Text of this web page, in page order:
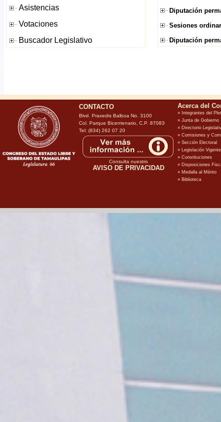
Diputación
Sesiones
Diputación
CONTACTO
Blvd. Praxedis Balboa No. 3100
Col. Parque Bicentenario, C.P. 87083
Tel: (834) 262 07 20
Consulta nuestro
AVISO DE PRIVACIDAD